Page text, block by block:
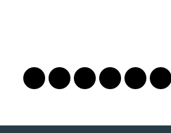
Lien vers le profil
Lien vers le profil
Lien vers le profil
Lien vers le
Lien